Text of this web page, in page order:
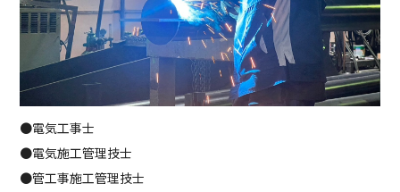
●電気工事士
●電気施工管理技士
●管工事施工管理技士